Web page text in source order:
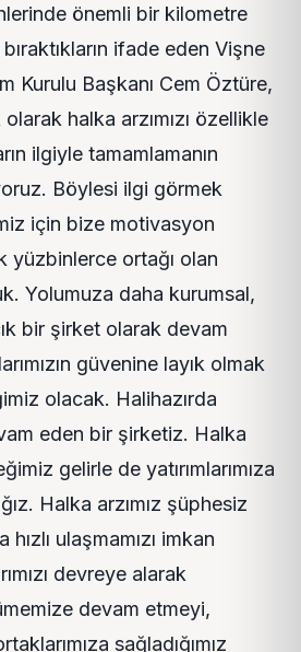
önemli bir kilometre
ifade eden Vişne
Kurulu Başkanı Cem Öztüre,
halka arzımızı özellikle
ilgiyle tamamlamanın
Böylesi ilgi görmek
için bize motivasyon
yüzbinlerce ortağı olan
Yolumuza daha kurumsal,
bir şirket olarak devam
güvenine layık olmak
olacak. Halihazırda
eden bir şirketiz. Halka
gelirle de yatırımlarımıza
Halka arzımız şüphesiz
ulaşmamızı imkan
devreye alarak
devam etmeyi,
sağladığımız